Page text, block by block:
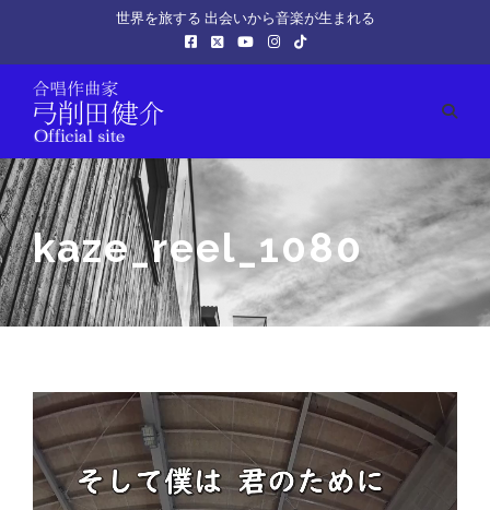
世界を旅する 出会いから音楽が生まれる
kaze_reel_1080
動
画
プ
レ